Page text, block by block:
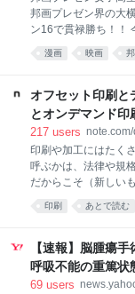
間は男であれ女であ
「この男を雇え」と
笑を込めて使われる
でシェーダーのコン
社
邦画プレゼン界の大
ン16で貫禄勝ち！！
部」を舞台に、比類
が、まずまずの洋画
プレゼン！！プレゼ
の圧力ーー。全てに
河系初の邦画プレゼ
す！！ 【※映画につ
も、「ファンレター
問の冒頭に【映画相
ームも忘れずにご記
P.N. ホウキチ）※質
漫画 映画
オフセット印刷と
とオンデマンド
217 users
印刷や加工にはたく
呼ぶかは、法律や規
だからこそ（新しい
社によって違ってい
なることもあるので
仲間たちについて説
オフセット印刷はよ
は、PS版と呼ばれる
印刷 あとで読む
【速報】脳腫瘍
呼吸不能の重篤
い”で摘出継続 通
69 users